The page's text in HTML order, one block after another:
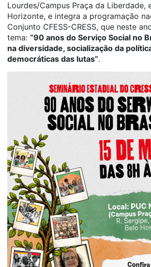
Lourdes/Campus Praça da Liberdade,
Horizonte, e integra a programação
Conjunto CFESS-CRESS, que neste
tema: “90 anos do Serviço Social no
na diversidade, socialização da
democráticas das lutas”.